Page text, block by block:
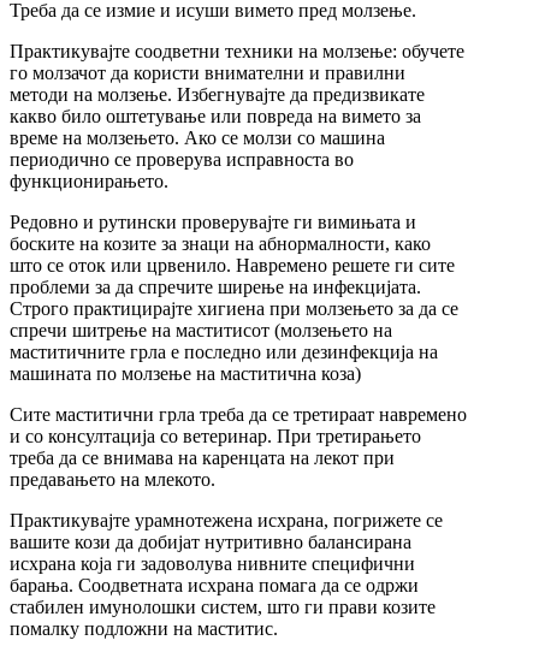
Треба да се измие и исуши вимето пред молзење.
Практикувајте соодветни техники на молзење: обучете
го молзачот да користи внимателни и правилни
методи на молзење. Избегнувајте да предизвикате
какво било оштетување или повреда на вимето за
време на молзењето. Ако се молзи со машина
периодично се проверува исправноста во
функционирањето.
Редовно и рутински проверувајте ги вимињата и
боските на козите за знаци на абнормалности, како
што се оток или црвенило. Навремено решете ги сите
проблеми за да спречите ширење на инфекцијата.
Строго практицирајте хигиена при молзењето за да се
спречи шитрење на маститисот (молзењето на
маститичните грла е последно или дезинфекција на
машината по молзење на маститична коза)
Сите маститични грла треба да се третираат навремено
и со консултација со ветеринар. При третирањето
треба да се внимава на каренцата на лекот при
предавањето на млекото.
Практикувајте урамнотежена исхрана, погрижете се
вашите кози да добијат нутритивно балансирана
исхрана која ги задоволува нивните специфични
барања. Соодветната исхрана помага да се одржи
стабилен имунолошки систем, што ги прави козите
помалку подложни на маститис.